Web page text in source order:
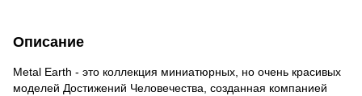
Описание
Metal Earth - это коллекция миниатюрных, но очень красивых
моделей Достижений Человечества, созданная компанией